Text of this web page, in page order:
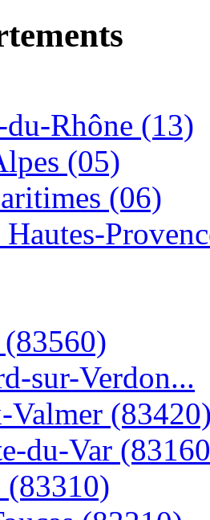
du-Rhône (13)
(05)
(06)
sur-Verdon...
Valmer
du-Var
(83310)